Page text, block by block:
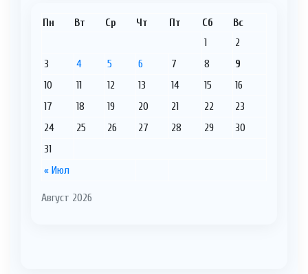
Август 2026
Пн Вт Ср Чт Пт Сб Вс
« Июл
1
2
3
4 5 6 7 8
9
10
11 12 13 14 15
16
17
18 19 20 21 22
23
24
25 26 27 28 29
30
31